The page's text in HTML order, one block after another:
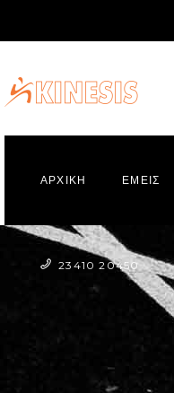
ΑΡΧΙΚΗ ΕΜΕΙΣ
23410 20450